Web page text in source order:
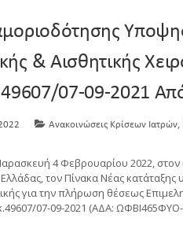
& Αισθητικής
07-09-2021
Ανακοινώσεις Κρίσεων Ιατρών,
4 Φεβρουαρίου 2022,
τον Πίνακα Νέας
για την πλήρωση θέσεως
07-09-2021 (ΑΔΑ: